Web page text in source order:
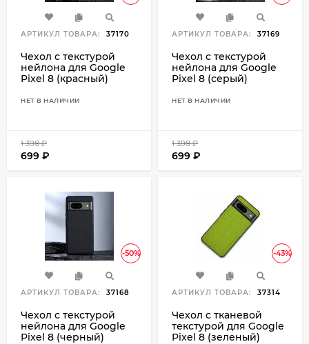
АРТИКУЛ ТОВАРА: 37170
Чехол с текстурой
нейлона для Google
Pixel 8 (красный)
НЕТ В НАЛИЧИИ
1 398₽
699 ₽
АРТИКУЛ ТОВАРА: 37169
Чехол с текстурой
нейлона для Google
Pixel 8 (серый)
НЕТ В НАЛИЧИИ
1 398₽
699 ₽
-50%
АРТИКУЛ ТОВАРА: 37168
Чехол с текстурой
нейлона для Google
Pixel 8 (черный)
-43%
АРТИКУЛ ТОВАРА: 37314
Чехол с тканевой
текстурой для Google
Pixel 8 (зеленый)